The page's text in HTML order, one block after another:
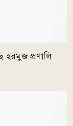
হরমুজ প্রণালি